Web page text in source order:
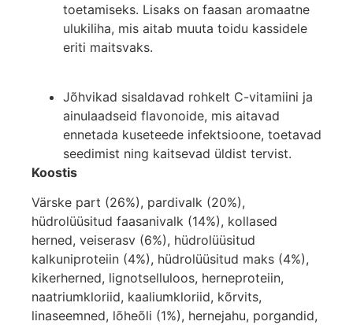
toetamiseks. Lisaks on faasan aromaatne
ulukiliha, mis aitab muuta toidu kassidele
eriti maitsvaks.
Jõhvikad sisaldavad rohkelt C-vitamiini ja
ainulaadseid flavonoide, mis aitavad
ennetada kuseteede infektsioone, toetavad
seedimist ning kaitsevad üldist tervist.
Koostis
Värske part (26%), pardivalk (20%),
hüdrolüüsitud faasanivalk (14%), kollased
herned, veiserasv (6%), hüdrolüüsitud
kalkuniproteiin (4%), hüdrolüüsitud maks (4%),
kikerherned, lignotselluloos, herneproteiin,
naatriumkloriid, kaaliumkloriid, kõrvits,
linaseemned, lõheõli (1%), hernejahu, porgandid,